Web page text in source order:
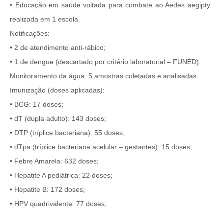
• Educação em saúde voltada para combate ao Aedes aegipty
realizada em 1 escola.
Notificações:
• 2 de atendimento anti-rábico;
• 1 de dengue (descartado por critério laboratorial – FUNED).
Monitoramento da água: 5 amostras coletadas e analisadas.
Imunização (doses aplicadas):
• BCG: 17 doses;
• dT (dupla adulto): 143 doses;
• DTP (tríplice bacteriana): 55 doses;
• dTpa (tríplice bacteriana acelular – gestantes): 15 doses;
• Febre Amarela: 632 doses;
• Hepatite A pediátrica: 22 doses;
• Hepatite B: 172 doses;
• HPV quadrivalente: 77 doses;